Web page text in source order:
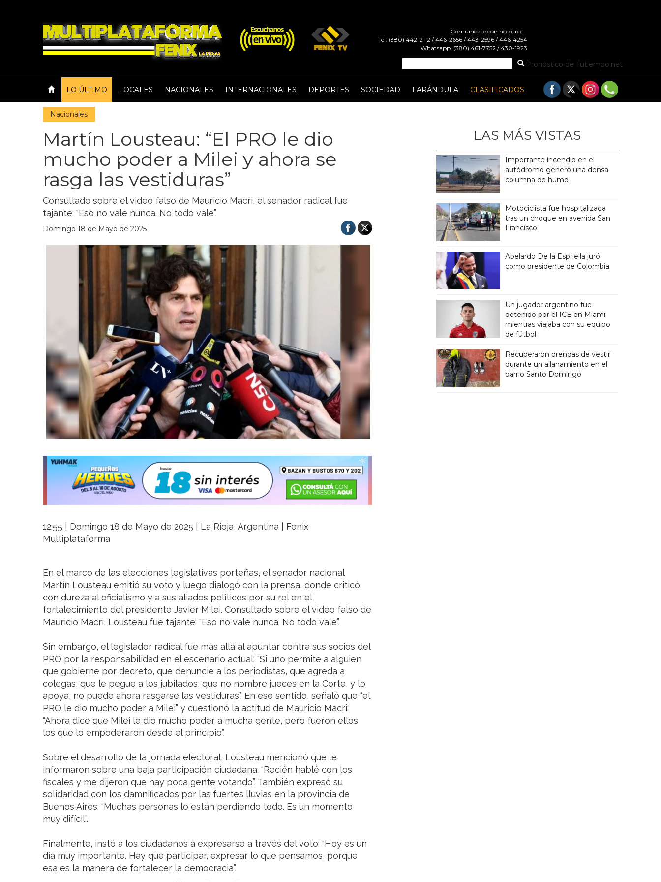
- Comunicate con nosotros -
Tel: (380) 442-2112 / 446-2656 / 443-2596 / 446-4254
Whatsapp: (380) 461-7752 / 430-1923
Pronóstico de Tutiempo.net
LO ÚLTIMO LOCALES NACIONALES INTERNACIONALES DEPORTES SOCIEDAD FARÁNDULA CLASIFICADOS
Nacionales
Martín Lousteau: “El PRO le dio
mucho poder a Milei y ahora se
rasga las vestiduras”
Consultado sobre el video falso de Mauricio Macri, el senador radical fue
tajante: “Eso no vale nunca. No todo vale”.
Domingo 18 de Mayo de 2025
12:55 | Domingo 18 de Mayo de 2025 | La Rioja, Argentina | Fenix
Multiplataforma
En el marco de las elecciones legislativas porteñas, el senador nacional
Martín Lousteau emitió su voto y luego dialogó con la prensa, donde criticó
con dureza al oficialismo y a sus aliados políticos por su rol en el
fortalecimiento del presidente Javier Milei. Consultado sobre el video falso de
Mauricio Macri, Lousteau fue tajante: “Eso no vale nunca. No todo vale”.
Sin embargo, el legislador radical fue más allá al apuntar contra sus socios del
PRO por la responsabilidad en el escenario actual: “Si uno permite a alguien
que gobierne por decreto, que denuncie a los periodistas, que agreda a
colegas, que le pegue a los jubilados, que no nombre jueces en la Corte, y lo
apoya, no puede ahora rasgarse las vestiduras”. En ese sentido, señaló que “el
PRO le dio mucho poder a Milei” y cuestionó la actitud de Mauricio Macri:
“Ahora dice que Milei le dio mucho poder a mucha gente, pero fueron ellos
los que lo empoderaron desde el principio”.
Sobre el desarrollo de la jornada electoral, Lousteau mencionó que le
informaron sobre una baja participación ciudadana: “Recién hablé con los
fiscales y me dijeron que hay poca gente votando”. También expresó su
solidaridad con los damnificados por las fuertes lluvias en la provincia de
Buenos Aires: “Muchas personas lo están perdiendo todo. Es un momento
muy difícil”.
Finalmente, instó a los ciudadanos a expresarse a través del voto: “Hoy es un
día muy importante. Hay que participar, expresar lo que pensamos, porque
esa es la manera de fortalecer la democracia”.
LAS MÁS VISTAS
Importante incendio en el
autódromo generó una densa
columna de humo
Motociclista fue hospitalizada
tras un choque en avenida San
Francisco
Abelardo De la Espriella juró
como presidente de Colombia
Un jugador argentino fue
detenido por el ICE en Miami
mientras viajaba con su equipo
de fútbol
Recuperaron prendas de vestir
durante un allanamiento en el
barrio Santo Domingo